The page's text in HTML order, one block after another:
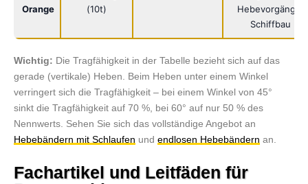
Orange
(10t)
Hebevorgänge,
Schiffbau
Wichtig: Die Tragfähigkeit in der Tabelle bezieht sich auf das
gerade (vertikale) Heben. Beim Heben unter einem Winkel
verringert sich die Tragfähigkeit – bei einem Winkel von 45°
sinkt die Tragfähigkeit auf 70 %, bei 60° auf nur 50 % des
Nennwerts. Sehen Sie sich das vollständige Angebot an
Hebebändern mit Schlaufen und endlosen Hebebändern an.
Fachartikel und Leitfäden für